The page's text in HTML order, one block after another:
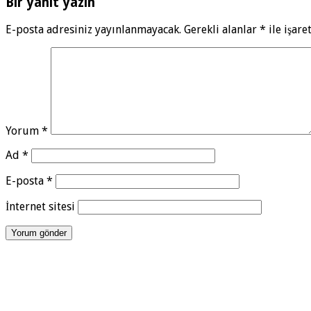
E-posta adresiniz yayınlanmayacak. Gerekli alanlar * ile
Yorum *
Ad *
E-posta *
İnternet sitesi